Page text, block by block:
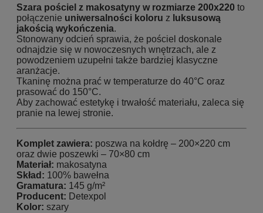
Szara pościel z makosatyny w rozmiarze 200x220 to
połączenie uniwersalności koloru z luksusową
jakością wykończenia.
Stonowany odcień sprawia, że pościel doskonale
odnajdzie się w nowoczesnych wnętrzach, ale z
powodzeniem uzupełni także bardziej klasyczne
aranżacje.
Tkaninę można prać w temperaturze do 40°C oraz
prasować do 150°C.
Aby zachować estetykę i trwałość materiału, zaleca się
pranie na lewej stronie.
Komplet zawiera: poszwa na kołdrę – 200×220 cm
oraz dwie poszewki – 70×80 cm
Materiał: makosatyna
Skład: 100% bawełna
Gramatura: 145 g/m²
Producent: Detexpol
Kolor: szary